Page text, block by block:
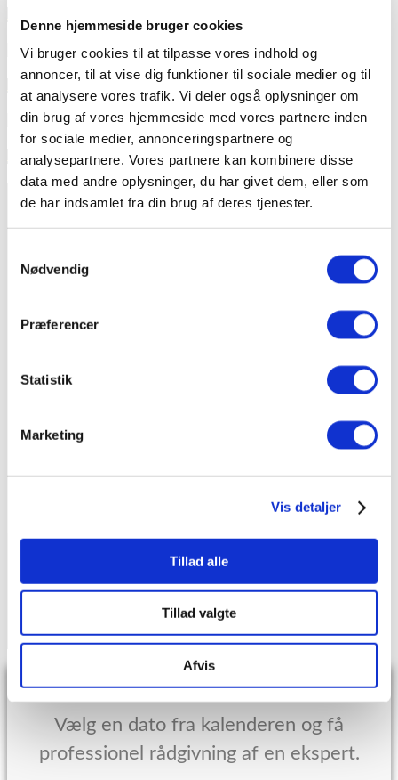
Denne hjemmeside bruger cookies
Vi bruger cookies til at tilpasse vores indhold og
annoncer, til at vise dig funktioner til sociale medier og til
at analysere vores trafik. Vi deler også oplysninger om
din brug af vores hjemmeside med vores partnere inden
for sociale medier, annonceringspartnere og
analysepartnere. Vores partnere kan kombinere disse
data med andre oplysninger, du har givet dem, eller som
de har indsamlet fra din brug af deres tjenester.
Nødvendig
Præferencer
Statistik
Marketing
Vis detaljer
Tillad alle
Tillad valgte
Afvis
SKOLER & UDDANNELSE
Professionshøjskolen Metropol
MARKISER
Rungstedgaard – markiser
Arkitex er eksperter i gardiner og solafskærmning og
det professionelle marked, hvilket vil sige, at vores
kompetencer er centreret omkring levering af gardiner,
2730 Herlev
FORBEHOLDES.
Vælg en dato fra kalenderen og få
professionel rådgivning af en ekspert.